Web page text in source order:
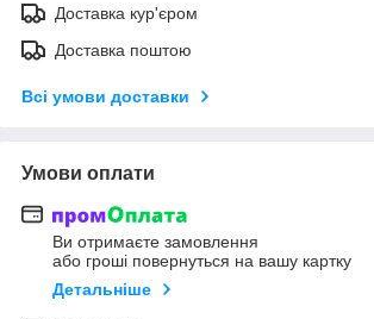
Доставка кур'єром
Доставка поштою
Всі умови доставки
Умови оплати
Ви отримаєте замовлення
або гроші повернуться на вашу картку
Детальніше